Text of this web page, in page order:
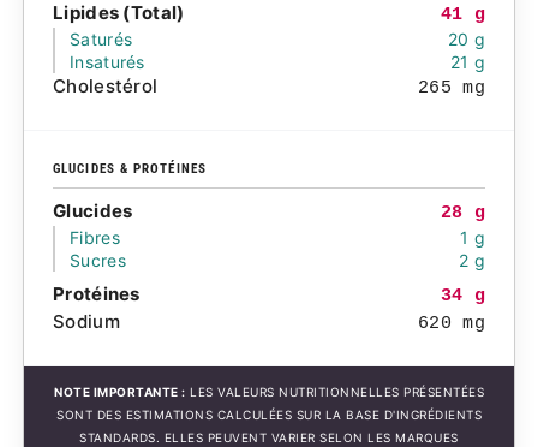
Lipides (Total)
41 g
Saturés
20 g
Insaturés
21 g
Cholestérol 265 mg
GLUCIDES & PROTÉINES
Glucides
28 g
Fibres
1 g
Sucres
2 g
Protéines 34 g
Sodium 620 mg
NOTE IMPORTANTE : LES VALEURS NUTRITIONNELLES PRÉSENTÉES
SONT DES ESTIMATIONS CALCULÉES SUR LA BASE D'INGRÉDIENTS
STANDARDS. ELLES PEUVENT VARIER SELON LES MARQUES